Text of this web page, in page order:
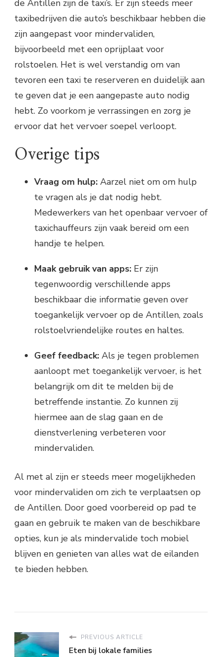
de Antillen zijn de taxi’s. Er zijn steeds meer
taxibedrijven die auto’s beschikbaar hebben die
zijn aangepast voor mindervaliden,
bijvoorbeeld met een oprijplaat voor
rolstoelen. Het is wel verstandig om van
tevoren een taxi te reserveren en duidelijk aan
te geven dat je een aangepaste auto nodig
hebt. Zo voorkom je verrassingen en zorg je
ervoor dat het vervoer soepel verloopt.
Overige tips
Vraag om hulp: Aarzel niet om om hulp
te vragen als je dat nodig hebt.
Medewerkers van het openbaar vervoer of
taxichauffeurs zijn vaak bereid om een
handje te helpen.
Maak gebruik van apps: Er zijn
tegenwoordig verschillende apps
beschikbaar die informatie geven over
toegankelijk vervoer op de Antillen, zoals
rolstoelvriendelijke routes en haltes.
Geef feedback: Als je tegen problemen
aanloopt met toegankelijk vervoer, is het
belangrijk om dit te melden bij de
betreffende instantie. Zo kunnen zij
hiermee aan de slag gaan en de
dienstverlening verbeteren voor
mindervaliden.
Al met al zijn er steeds meer mogelijkheden
voor mindervaliden om zich te verplaatsen op
de Antillen. Door goed voorbereid op pad te
gaan en gebruik te maken van de beschikbare
opties, kun je als mindervalide toch mobiel
blijven en genieten van alles wat de eilanden
te bieden hebben.
PREVIOUS ARTICLE
Eten bij lokale families